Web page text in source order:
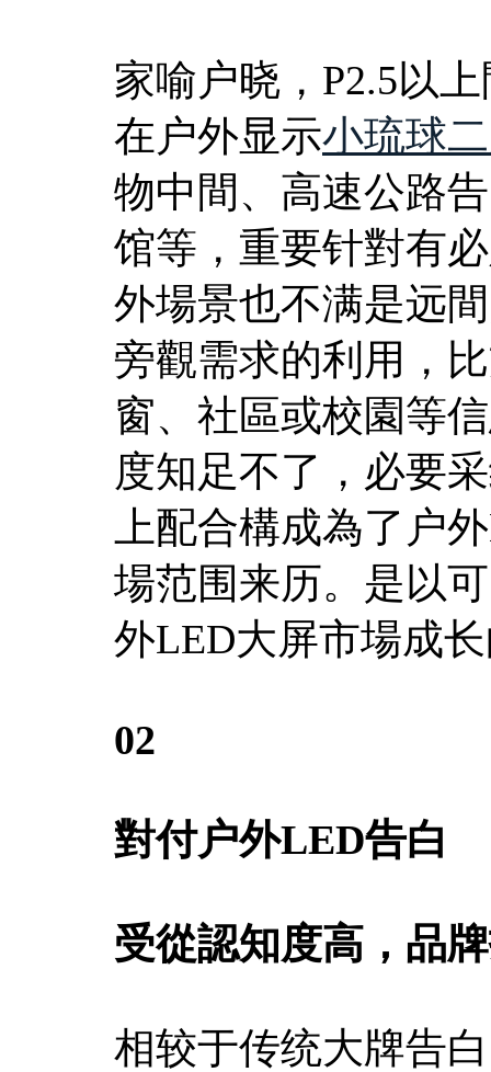
家喻户晓，P2.5以
在户外显示小琉球
物中間、高速公路
馆等，重要针對有
外場景也不满是远
旁觀需求的利用，
窗、社區或校園等
度知足不了，必要
上配合構成為了户
場范围来历。是以
外LED大屏市場成
02
對付户外LED告白
受從認知度高，品
相较于传统大牌告